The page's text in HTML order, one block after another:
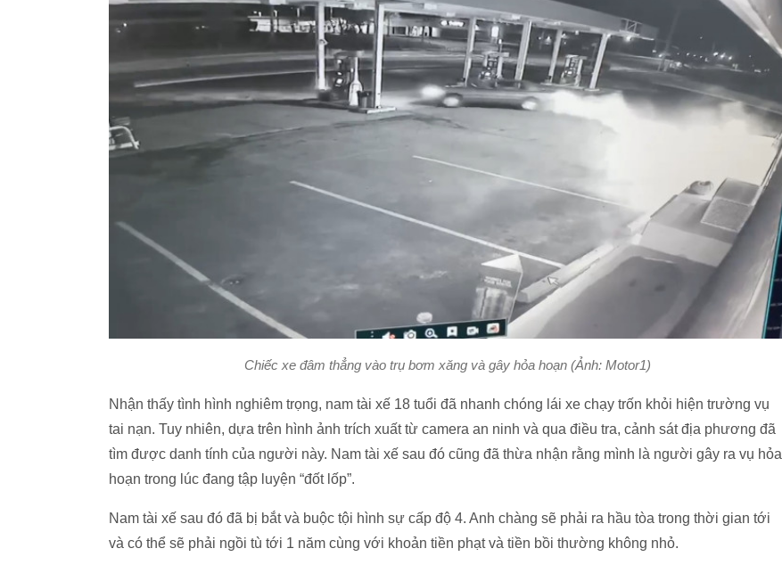
Chiếc xe đâm thẳng vào trụ bơm xăng và gây hỏa hoạn (Ảnh: Motor1)
Nhận thấy tình hình nghiêm trọng, nam tài xế 18 tuổi đã nhanh chóng lái xe chạy trốn khỏi hiện trường vụ
tai nạn. Tuy nhiên, dựa trên hình ảnh trích xuất từ camera an ninh và qua điều tra, cảnh sát địa phương đã
tìm được danh tính của người này. Nam tài xế sau đó cũng đã thừa nhận rằng mình là người gây ra vụ hỏa
hoạn trong lúc đang tập luyện “đốt lốp”.
Nam tài xế sau đó đã bị bắt và buộc tội hình sự cấp độ 4. Anh chàng sẽ phải ra hầu tòa trong thời gian tới
và có thể sẽ phải ngồi tù tới 1 năm cùng với khoản tiền phạt và tiền bồi thường không nhỏ.